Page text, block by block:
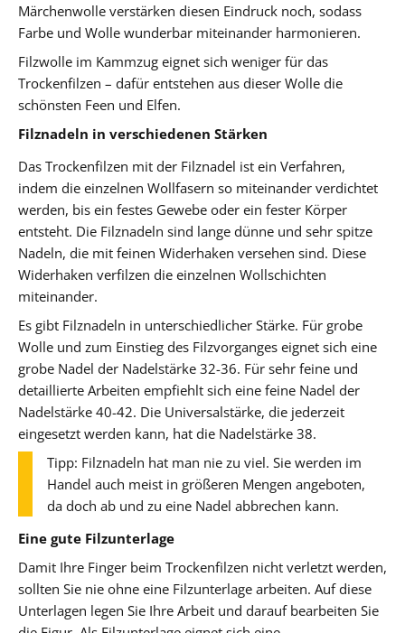
Märchenwolle verstärken diesen Eindruck noch, sodass
Farbe und Wolle wunderbar miteinander harmonieren.
Filzwolle im Kammzug eignet sich weniger für das
Trockenfilzen – dafür entstehen aus dieser Wolle die
schönsten Feen und Elfen.
Filznadeln in verschiedenen Stärken
Das Trockenfilzen mit der Filznadel ist ein Verfahren,
indem die einzelnen Wollfasern so miteinander verdichtet
werden, bis ein festes Gewebe oder ein fester Körper
entsteht. Die Filznadeln sind lange dünne und sehr spitze
Nadeln, die mit feinen Widerhaken versehen sind. Diese
Widerhaken verfilzen die einzelnen Wollschichten
miteinander.
Es gibt Filznadeln in unterschiedlicher Stärke. Für grobe
Wolle und zum Einstieg des Filzvorganges eignet sich eine
grobe Nadel der Nadelstärke 32-36. Für sehr feine und
detaillierte Arbeiten empfiehlt sich eine feine Nadel der
Nadelstärke 40-42. Die Universalstärke, die jederzeit
eingesetzt werden kann, hat die Nadelstärke 38.
Tipp: Filznadeln hat man nie zu viel. Sie werden im
Handel auch meist in größeren Mengen angeboten,
da doch ab und zu eine Nadel abbrechen kann.
Eine gute Filzunterlage
Damit Ihre Finger beim Trockenfilzen nicht verletzt werden,
sollten Sie nie ohne eine Filzunterlage arbeiten. Auf diese
Unterlagen legen Sie Ihre Arbeit und darauf bearbeiten Sie